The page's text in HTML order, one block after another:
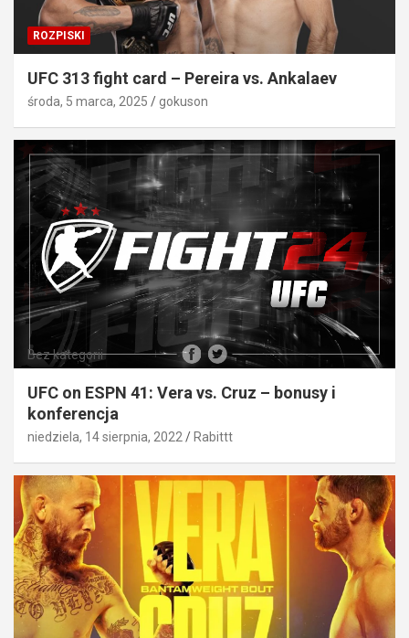
ROZPISKI
UFC 313 fight card – Pereira vs. Ankalaev
środa, 5 marca, 2025 gokuson
Bez kategorii
UFC on ESPN 41: Vera vs. Cruz – bonusy i
konferencja
niedziela, 14 sierpnia, 2022 Rabittt